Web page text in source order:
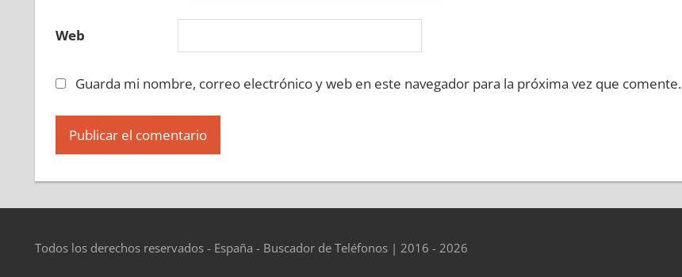
Web
Guarda mi nombre, correo electrónico y web en este navegador para la próxima vez que comente.
Todos los derechos reservados - España - Buscador de Teléfonos | 2016 - 2026